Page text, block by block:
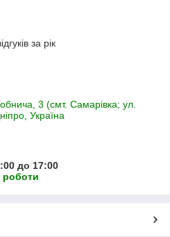
за рік
3 (смт. Самарівка; ул.
Україна
до 17:00
роботи